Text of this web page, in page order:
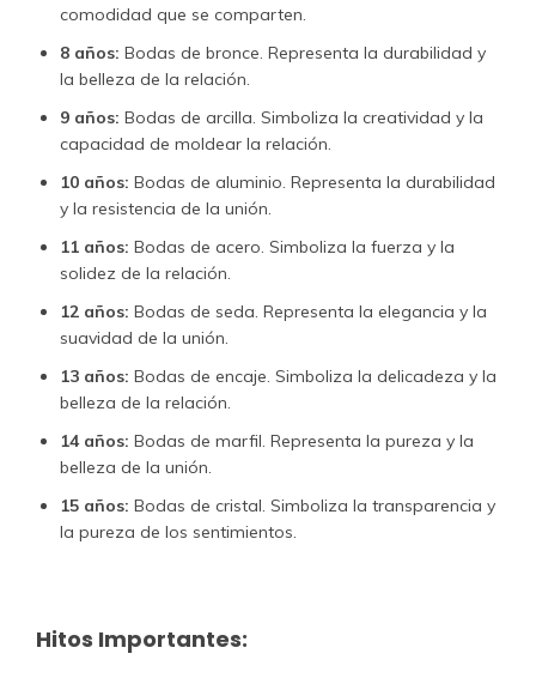
comodidad que se comparten.
8 años: Bodas de bronce. Representa la durabilidad y
la belleza de la relación.
9 años: Bodas de arcilla. Simboliza la creatividad y la
capacidad de moldear la relación.
10 años: Bodas de aluminio. Representa la durabilidad
y la resistencia de la unión.
11 años: Bodas de acero. Simboliza la fuerza y la
solidez de la relación.
12 años: Bodas de seda. Representa la elegancia y la
suavidad de la unión.
13 años: Bodas de encaje. Simboliza la delicadeza y la
belleza de la relación.
14 años: Bodas de marfil. Representa la pureza y la
belleza de la unión.
15 años: Bodas de cristal. Simboliza la transparencia y
la pureza de los sentimientos.
Hitos Importantes: